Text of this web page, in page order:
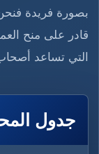
بصورة فريدة
قادر على منح
التي تساعد
جدول